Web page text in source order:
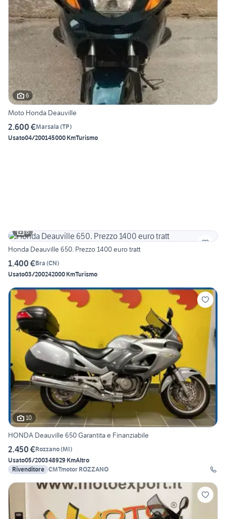
6
Moto Honda Deauville
2.600 €Marsala (TP)
Usato04/200145000 KmTurismo
6
Honda Deauville 650. Prezzo 1400 euro tratt
1.400 €Bra (CN)
Usato03/200242000 KmTurismo
10
HONDA Deauville 650 Garantita e Finanziabile
2.450 €Rozzano(MI)
Usato05/200348929 KmAltro
Rivenditore CMTmotor ROZZANO